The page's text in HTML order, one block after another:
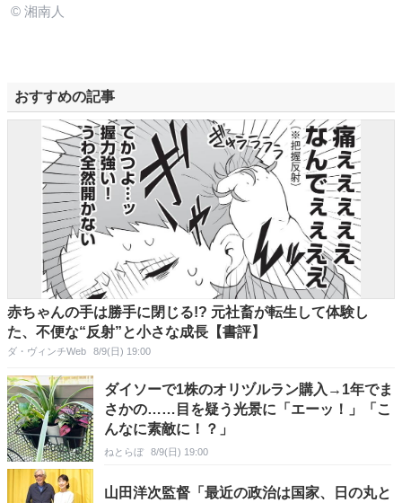
© 湘南人
おすすめの記事
赤ちゃんの手は勝手に閉じる!? 元社畜が転生して体験し
た、不便な“反射”と小さな成長【書評】
ダ・ヴィンチWeb 8/9(日) 19:00
ダイソーで1株のオリヅルラン購入→1年でま
さかの……目を疑う光景に「エーッ！」「こ
んなに素敵に！？」
ねとらぼ 8/9(日) 19:00
山田洋次監督「最近の政治は国家、日の丸と